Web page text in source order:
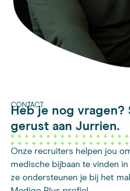
CONTACT
Heb je nog vragen?
gerust aan Jurrien.
Onze recruiters helpen jou
medische bijbaan te vinden
ze ondersteunen je bij het